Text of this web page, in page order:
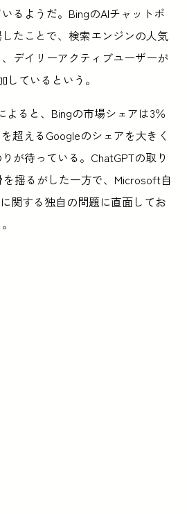
るようだ。BingのAIチャットボ
たことで、検索エンジンの人気
デイリーアクティブユーザーが
ているという。
よると、Bingの市場シェアは3％
超えるGoogleのシェアを大きく
が待っている。ChatGPTの取り
揺るがした一方で、Microsoft自
関する独自の問題に直面してお